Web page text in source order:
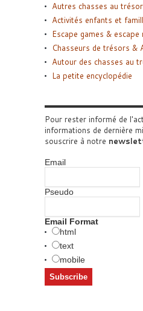
Autres chasses au trésor
Activités enfants et
Escape games & escape
Chasseurs de trésors &
Autour des chasses au
La petite encyclopédie
Pour rester informé de
informations de dernière
souscrire à notre
Email
Pseudo
Email Format
html
text
mobile